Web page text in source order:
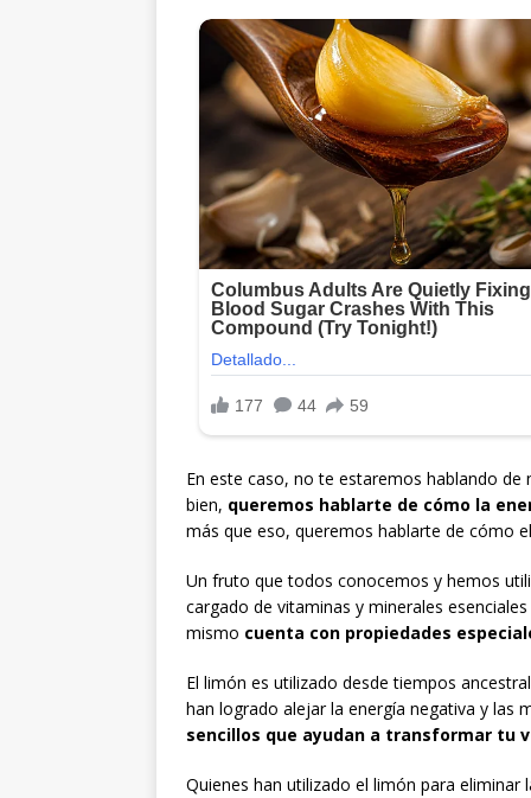
En este caso, no te estaremos hablando
bien, queremos hablarte de cómo la
más que eso, queremos hablarte de cómo
Un fruto que todos conocemos y hemos
cargado de vitaminas y minerales
mismo cuenta con propiedades
El limón es utilizado desde tiempos
han logrado alejar la energía negativa y las
sencillos que ayudan a transformar tu
Quienes han utilizado el limón para